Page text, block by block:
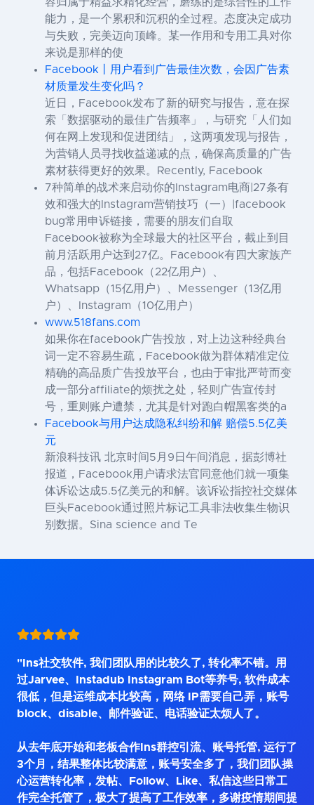
能力，是一个累积和沉积的全过程。态度决定成功
与失败，完美迈向顶峰。某一作用和专用工具对你
来说是那样的使
Facebook丨用户看到广告最佳次数，会因广告素
材质量发生变化吗？
近日，Facebook发布了新的研究与报告，意在探
索「数据驱动的最佳广告频率」，与研究「人们如
何在网上发现和促进团结」，这两项发现与报告，
为营销人员寻找收益递减的点，确保高质量的广告
素材获得更好的效果。Recently, Facebook
7种简单的战术来启动你的Instagram电商|27条有
效和强大的Instagram营销技巧（一）|facebook
bug常用申诉链接，需要的朋友们自取
Facebook被称为全球最大的社区平台，截止到目
前月活跃用户达到27亿。Facebook有四大家族产
品，包括Facebook（22亿用户）、
Whatsapp（15亿用户）、Messenger（13亿用
户）、Instagram（10亿用户）
www.518fans.com
如果你在facebook广告投放，对上边这种经典台
词一定不容易生疏，Facebook做为群体精准定位
精确的高品质广告投放平台，也由于审批严苛而变
成一部分affiliate的烦扰之处，轻则广告宣传封
号，重则账户遭禁，尤其是针对跑白帽黑客类的a
Facebook与用户达成隐私纠纷和解 赔偿5.5亿美
元
新浪科技讯 北京时间5月9日午间消息，据彭博社
报道，Facebook用户请求法官同意他们就一项集
体诉讼达成5.5亿美元的和解。该诉讼指控社交媒体
巨头Facebook通过照片标记工具非法收集生物识
别数据。Sina science and Te
"Ins社交软件, 我们团队用的比较久了, 转化率不错。用
过Jarvee、Instadub Instagram Bot等养号, 软件成本
很低，但是运维成本比较高，网络 IP需要自己弄，账号
block、disable、邮件验证、电话验证太烦人了。
从去年底开始和老板合作Ins群控引流、账号托管, 运行了
3个月，结果整体比较满意，账号安全多了，我们团队操
心运营转化率，发帖、Follow、Like、私信这些日常工
作完全托管了，极大了提高了工作效率，多谢疫情期间提